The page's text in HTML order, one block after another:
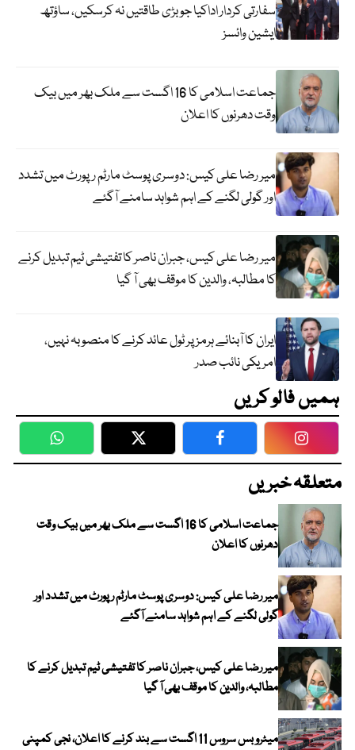
سفارتی کردار اداکیا جو بڑی طاقتیں نہ کرسکیں، ساؤتھ
ایشین وائسز
جماعت اسلامی کا 16 اگست سے ملک بھر میں بیک
وقت دھرنوں کا اعلان
میر رضا علی کیس: دوسری پوسٹ مارٹم رپورٹ میں تشدد
اور گولی لگنے کے اہم شواہد سامنے آگئے
میر رضا علی کیس، جبران ناصر کا تفتیشی ٹیم تبدیل کرنے
کا مطالبہ، والدین کا موقف بھی آ گیا
ایران کا آبنائے ہرمز پر ٹول عائد کرنے کا منصوبہ نہیں،
امریکی نائب صدر
ہمیں فالو کریں
WhatsApp Twitter Facebook
متعلقہ خبریں
جماعت اسلامی کا 16 اگست سے ملک بھر میں بیک وقت
دھرنوں کا اعلان
میر رضا علی کیس: دوسری پوسٹ مارٹم رپورٹ میں تشدد اور
گولی لگنے کے اہم شواہد سامنے آگئے
میر رضا علی کیس، جبران ناصر کا تفتیشی ٹیم تبدیل کرنے کا
مطالبہ، والدین کا موقف بھی آ گیا
میٹرو بس سروس 11 اگست سے بند کرنے کا اعلان، نجی کمپنی